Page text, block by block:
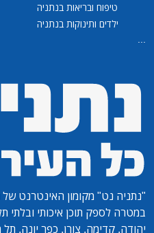
טיפוח ובריאות בנתניה
ילדים ותינוקות בנתניה
...
"נתניה נט" מקומון האינטרנט
במטרה לספק תוכן איכותי ובלתי
יהודה, קדימה, צורן, כפר יונה, תל